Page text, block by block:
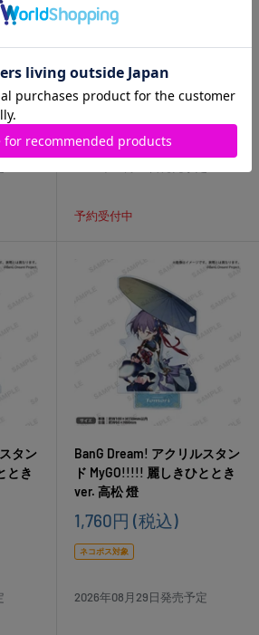
タン
BanG Dream! アクリルスタン
販
売
価
格
1,760円(税込)
予約受付中
タン
とき
BanG Dream! アクリルスタン
ド MyGO!!!!! 麗しきひととき
ver. 高松 燈
販
価
1,760円 (税込)
ネコポス対象
2026年08月29日発売予定